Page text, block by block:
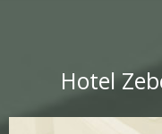
Hotel